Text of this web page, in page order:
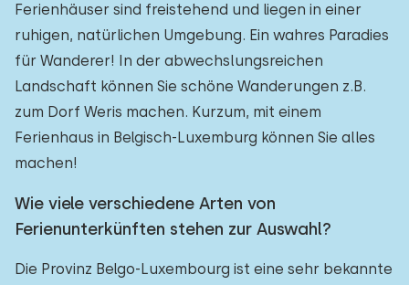
Ferienhäuser sind freistehend und liegen in einer
ruhigen, natürlichen Umgebung. Ein wahres Paradies
für Wanderer! In der abwechslungsreichen
Landschaft können Sie schöne Wanderungen z.B.
zum Dorf Weris machen. Kurzum, mit einem
Ferienhaus in Belgisch-Luxemburg können Sie alles
machen!
Wie viele verschiedene Arten von
Ferienunterkünften stehen zur Auswahl?
Die Provinz Belgo-Luxembourg ist eine sehr bekannte